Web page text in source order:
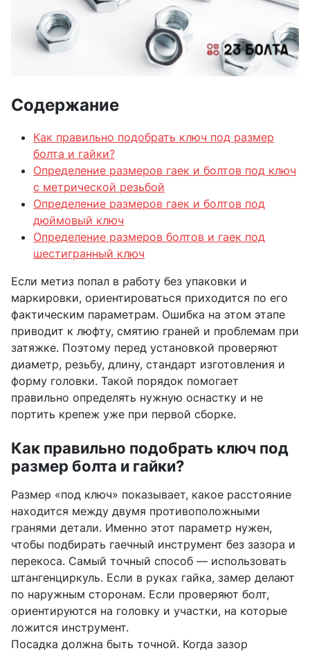
Содержание
Как правильно подобрать ключ под размер
болта и гайки?
Определение размеров гаек и болтов под ключ
с метрической резьбой
Определение размеров гаек и болтов под
дюймовый ключ
Определение размеров болтов и гаек под
шестигранный ключ
Если метиз попал в работу без упаковки и
маркировки, ориентироваться приходится по его
фактическим параметрам. Ошибка на этом этапе
приводит к люфту, смятию граней и проблемам при
затяжке. Поэтому перед установкой проверяют
диаметр, резьбу, длину, стандарт изготовления и
форму головки. Такой порядок помогает
правильно определять нужную оснастку и не
портить крепеж уже при первой сборке.
Как правильно подобрать ключ под
размер болта и гайки?
Размер «под ключ» показывает, какое расстояние
находится между двумя противоположными
гранями детали. Именно этот параметр нужен,
чтобы подбирать гаечный инструмент без зазора и
перекоса. Самый точный способ — использовать
штангенциркуль. Если в руках гайка, замер делают
по наружным сторонам. Если проверяют болт,
ориентируются на головку и участки, на которые
ложится инструмент.
Посадка должна быть точной. Когда зазор